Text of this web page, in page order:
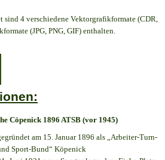
sind 4 verschiedene Vektorgrafikformate (CDR,
(JPG, PNG, GIF) enthalten.
Cöpenick 1896 ATSB (vor 1945)
am 15. Januar 1896 als „Arbeiter-Turn-
Sport-Bund“ Köpenick